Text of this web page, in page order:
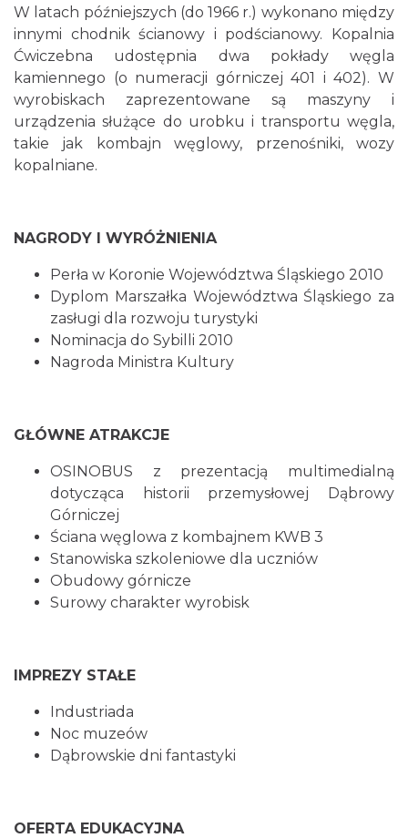
W latach późniejszych (do 1966 r.) wykonano między
innymi chodnik ścianowy i podścianowy. Kopalnia
Ćwiczebna udostępnia dwa pokłady węgla
kamiennego (o numeracji górniczej 401 i 402). W
wyrobiskach zaprezentowane są maszyny i
urządzenia służące do urobku i transportu węgla,
takie jak kombajn węglowy, przenośniki, wozy
kopalniane.
NAGRODY I WYRÓŻNIENIA
Perła w Koronie Województwa Śląskiego 2010
Dyplom Marszałka Województwa Śląskiego za
zasługi dla rozwoju turystyki
Nominacja do Sybilli 2010
Nagroda Ministra Kultury
GŁÓWNE ATRAKCJE
OSINOBUS z prezentacją multimedialną
dotycząca historii przemysłowej Dąbrowy
Górniczej
Ściana węglowa z kombajnem KWB 3
Stanowiska szkoleniowe dla uczniów
Obudowy górnicze
Surowy charakter wyrobisk
IMPREZY STAŁE
Industriada
Noc muzeów
Dąbrowskie dni fantastyki
OFERTA EDUKACYJNA